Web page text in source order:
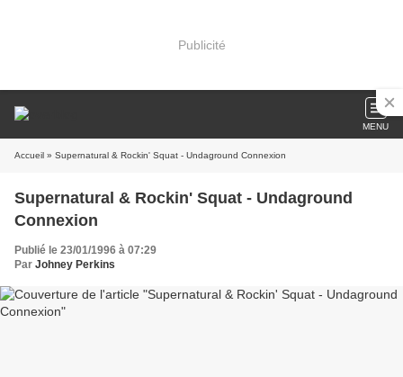
Publicité
MENU
Accueil » Supernatural & Rockin' Squat - Undaground Connexion
Supernatural & Rockin' Squat - Undaground
Connexion
Publié le 23/01/1996 à 07:29
Par Johney Perkins